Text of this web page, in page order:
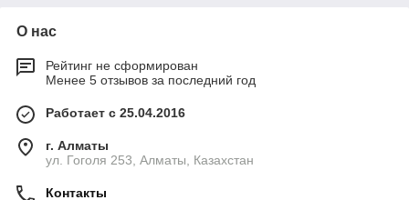
О нас
Рейтинг не сформирован
Менее 5 отзывов за последний год
Работает с 25.04.2016
г. Алматы
ул. Гоголя 253, Алматы, Казахстан
Контакты